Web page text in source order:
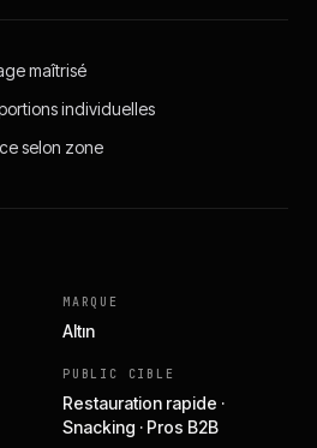
maîtrisé
individuelles
selon zone
MARQUE
Altın
PUBLIC CIBLE
Restauration rapide ·
Snacking · Pros B2B